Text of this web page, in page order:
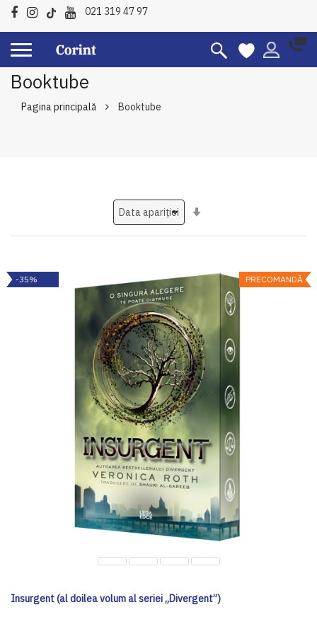
021 319 47 97
Booktube
Pagina principală Booktube
PRECOMANDĂ
-35%
Insurgent (al doilea volum al seriei „Divergent”)